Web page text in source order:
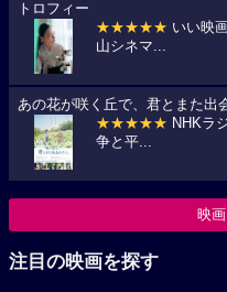
トロフィー
★★★★★ いい映
山シネマ...
あの花が咲く丘で、君とまた出
★★★★★ NHKラ
争と平...
映
注目の映画を探す